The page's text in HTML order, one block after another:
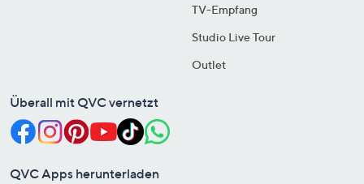
TV-Empfang
Studio Live Tour
Outlet
Überall mit QVC vernetzt
QVC Apps herunterladen